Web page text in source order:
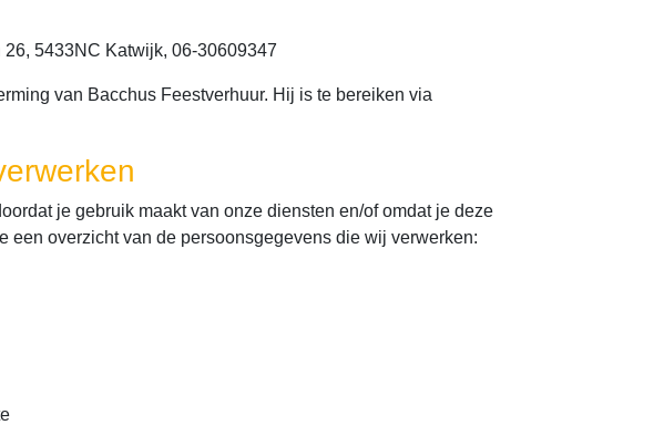
5433NC Katwijk, 06-30609347
van Bacchus Feestverhuur. Hij is te bereiken via
je gebruik maakt van onze diensten en/of omdat je deze
een overzicht van de persoonsgegevens die wij verwerken: